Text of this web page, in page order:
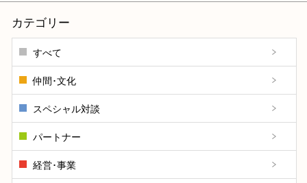
カテゴリー
すべて
仲間･文化
スペシャル対談
パートナー
経営･事業